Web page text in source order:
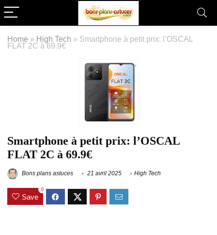
Home » High Tech » Smartphone à petit prix: l’OSCAL
FLAT 2C à 69.9€
Smartphone à petit prix: l’OSCAL
FLAT 2C à 69.9€
Bons plans astuces 21 avril 2025 High Tech
Save
0